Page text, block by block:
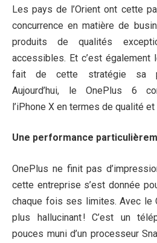
Les pays de l’Orient ont cette
concurrence en matière de
produits de qualités
accessibles. Et c’est
fait de cette stratégie sa
Aujourd’hui, le OnePlus 6
l’iPhone X en termes de qualité et
Une performance
OnePlus ne finit pas
cette entreprise s’est donnée
chaque fois ses limites. Avec le
plus hallucinant ! C’est un
pouces muni d’un processeur